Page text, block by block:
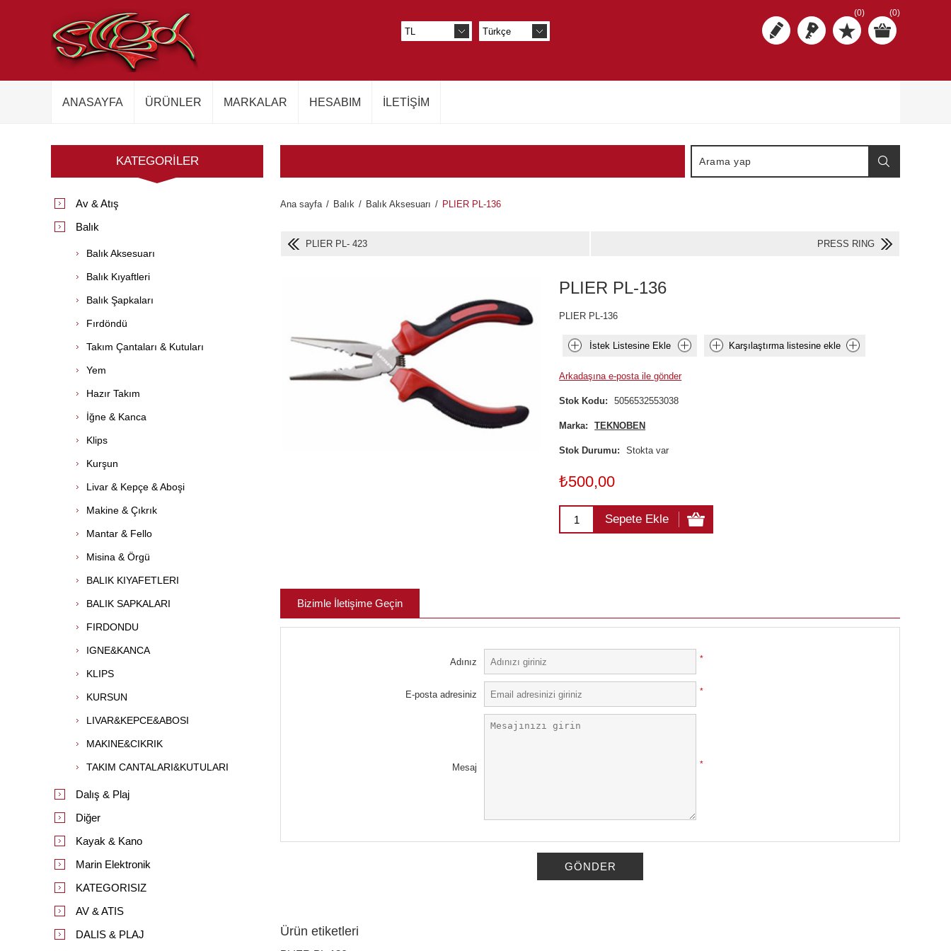
(0) (0)
ANASAYFA ÜRÜNLER MARKALAR HESABIM İLETIŞIM
Ana sayfa / Balık / Balık Aksesuarı / PLIER PL-136
PLIER PL- 423 PRESS RING
PLIER PL-136
PLIER PL-136
İstek Listesine Ekle Karşılaştırma listesine ekle
Arkadaşına e-posta ile gönder
Stok Kodu: 5056532553038
Marka: TEKNOBEN
Stok Durumu: Stokta var
₺500,00
Sepete Ekle
Bizimle İletişime Geçin
Adınız *
E-posta adresiniz *
Mesaj *
GÖNDER
Ürün etiketleri
KATEGORILER
Av & Atış
Balık
Balık Aksesuarı
Balık Kıyaftleri
Balık Şapkaları
Fırdöndü
Takım Çantaları & Kutuları
Yem
Hazır Takım
İğne & Kanca
Klips
Kurşun
Livar & Kepçe & Aboşi
Makine & Çıkrık
Mantar & Fello
Misina & Örgü
BALIK KIYAFETLERI
BALIK SAPKALARI
FIRDONDU
IGNE&KANCA
KLIPS
KURSUN
LIVAR&KEPCE&ABOSI
MAKINE&CIKRIK
TAKIM CANTALARI&KUTULARI
Dalış & Plaj
Diğer
Kayak & Kano
Marin Elektronik
KATEGORISIZ
AV & ATIS
DALIS & PLAJ